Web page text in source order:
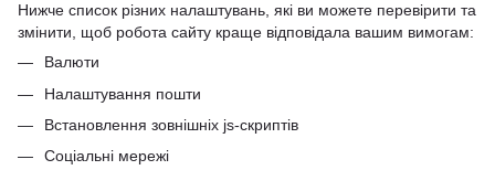
Нижче список різних налаштувань, які ви можете перевірити та
змінити, щоб робота сайту краще відповідала вашим вимогам:
Валюти
Налаштування пошти
Встановлення зовнішніх js-скриптів
Соціальні мережі